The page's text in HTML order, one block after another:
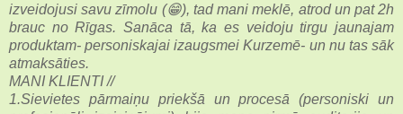
izveidojusi savu zīmolu (😁), tad mani meklē, atrod un pat 2h
brauc no Rīgas. Sanāca tā, ka es veidoju tirgu jaunajam
produktam- personiskajai izaugsmei Kurzemē- un nu tas sāk
atmaksāties.
MANI KLIENTI //
1.Sievietes pārmaiņu priekšā un procesā (personiski un